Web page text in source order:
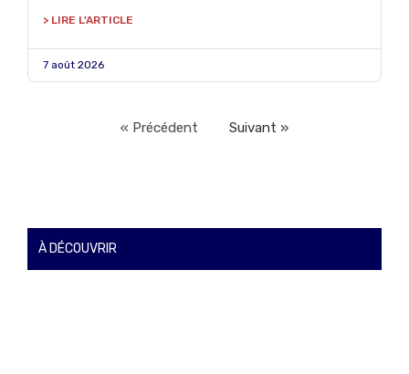
> LIRE L'ARTICLE
7 août 2026
« Précédent Suivant »
À DÉCOUVRIR